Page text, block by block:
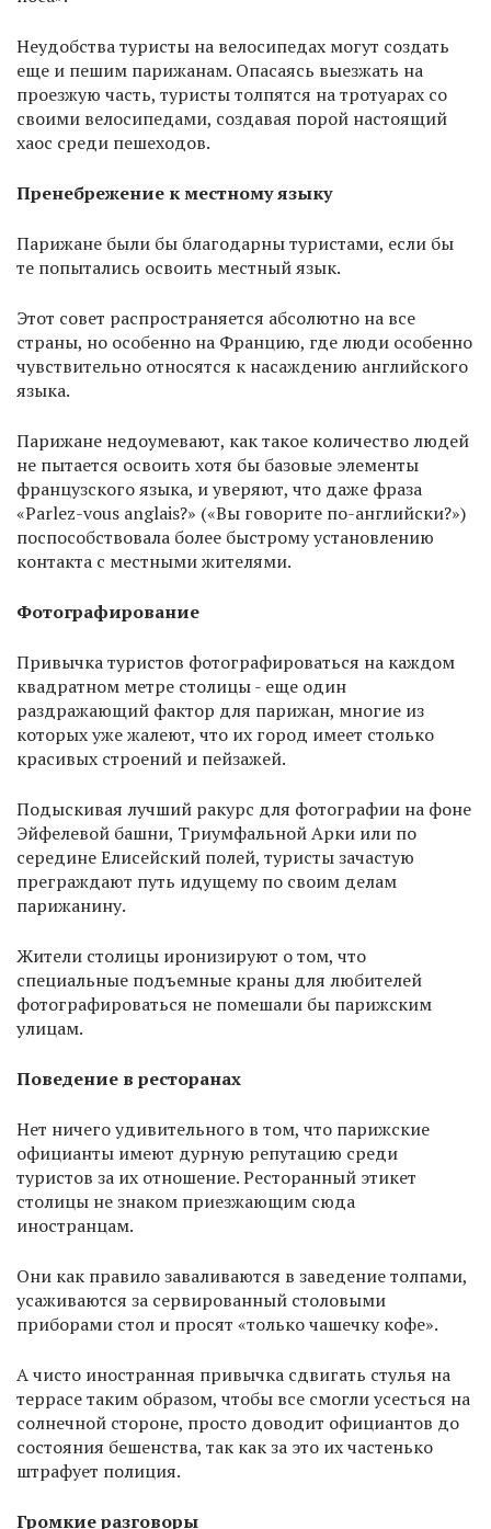
Неудобства туристы на велосипедах могут создать
еще и пешим парижанам. Опасаясь выезжать на
проезжую часть, туристы толпятся на тротуарах со
своими велосипедами, создавая порой настоящий
хаос среди пешеходов.
Пренебрежение к местному языку
Парижане были бы благодарны туристами, если бы
те попытались освоить местный язык.
Этот совет распространяется абсолютно на все
страны, но особенно на Францию, где люди особенно
чувствительно относятся к насаждению английского
языка.
Парижане недоумевают, как такое количество людей
не пытается освоить хотя бы базовые элементы
французского языка, и уверяют, что даже фраза
«Parlez-vous anglais?» («Вы говорите по-английски?»)
поспособствовала более быстрому установлению
контакта с местными жителями.
Фотографирование
Привычка туристов фотографироваться на каждом
квадратном метре столицы - еще один
раздражающий фактор для парижан, многие из
которых уже жалеют, что их город имеет столько
красивых строений и пейзажей.
Подыскивая лучший ракурс для фотографии на фоне
Эйфелевой башни, Триумфальной Арки или по
середине Елисейский полей, туристы зачастую
преграждают путь идущему по своим делам
парижанину.
Жители столицы иронизируют о том, что
специальные подъемные краны для любителей
фотографироваться не помешали бы парижским
улицам.
Поведение в ресторанах
Нет ничего удивительного в том, что парижские
официанты имеют дурную репутацию среди
туристов за их отношение. Ресторанный этикет
столицы не знаком приезжающим сюда
иностранцам.
Они как правило заваливаются в заведение толпами,
усаживаются за сервированный столовыми
приборами стол и просят «только чашечку кофе».
А чисто иностранная привычка сдвигать стулья на
террасе таким образом, чтобы все смогли усесться на
солнечной стороне, просто доводит официантов до
состояния бешенства, так как за это их частенько
штрафует полиция.
Громкие разговоры